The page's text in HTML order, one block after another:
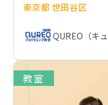
東京都 世田谷区
QUREO（キ
教室